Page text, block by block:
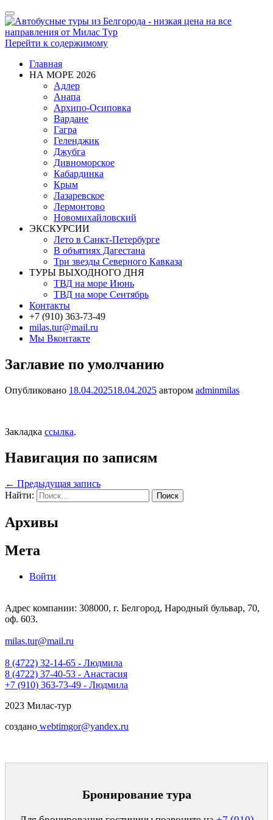
Показать/
Скрыть
навигацию
Перейти к содержимому
Главная
НА МОРЕ 2026
Адлер
Анапа
Архипо-Осиповка
Вардане
Гагра
Геленджик
Джубга
Дивноморское
Кабардинка
Крым
Лазаревское
Лермонтово
Новомихайловский
ЭКСКУРСИИ
Лето в Санкт-Петербурге
В объятиях Дагестана
Три звезды Северного Кавказа
ТУРЫ ВЫХОДНОГО ДНЯ
ТВД на море Июнь
ТВД на море Сентябрь
Контакты
+7 (910) 363-73-49
milas.tur@mail.ru
Мы Вконтакте
Заглавие по умолчанию
Опубликовано 18.04.202518.04.2025 автором adminmilas
Закладка ссылка.
Навигация по записям
← Предыдущая запись
Найти:
Архивы
Мета
Войти
Адрес компании: 308000, г. Белгород, Народный бульвар, 70,
оф. 603.
milas.tur@mail.ru
8 (4722) 32-14-65 - Людмила
8 (4722) 37-40-53 - Анастасия
+7 (910) 363-73-49 - Людмила
2023 Милас-тур
создано webtimgor@yandex.ru
Бронирование тура